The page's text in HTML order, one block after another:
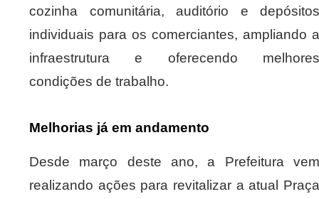
cozinha comunitária, auditório e depósitos
individuais para os comerciantes, ampliando a
infraestrutura e oferecendo melhores
condições de trabalho.
Melhorias já em andamento
Desde março deste ano, a Prefeitura vem
realizando ações para revitalizar a atual Praça